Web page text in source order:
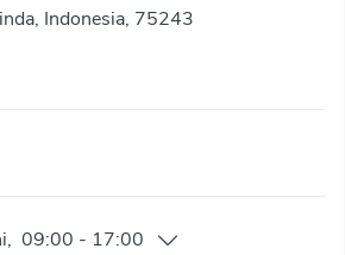
Indonesia, 75243
, 09:00 - 17:00